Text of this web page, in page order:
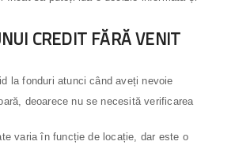
CREDIT FĂRĂ VENIT
la fonduri atunci când aveți nevoie
deoarece nu se necesită verificarea
varia în funcție de locație, dar este o